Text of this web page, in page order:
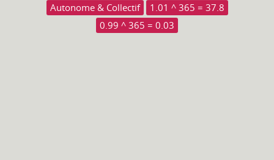
Autonome & Collectif
1.01 ^ 365 = 37.8
0.99 ^ 365 = 0.03